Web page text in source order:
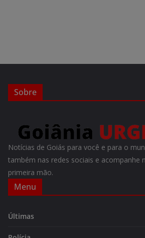
Sobre
Notícias de Goiás para você e para o
também nas redes sociais e acompanhe
primeira mão.
Menu
Últimas